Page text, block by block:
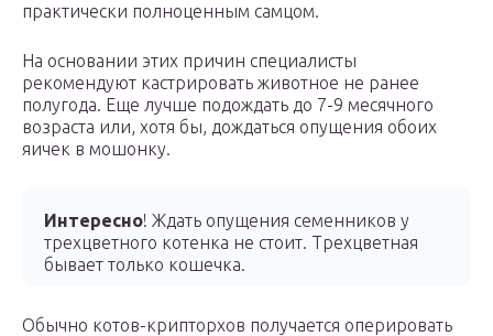
практически полноценным самцом.
На основании этих причин специалисты
рекомендуют кастрировать животное не ранее
полугода. Еще лучше подождать до 7-9 месячного
возраста или, хотя бы, дождаться опущения обоих
яичек в мошонку.
Интересно! Ждать опущения семенников у
трехцветного котенка не стоит. Трехцветная
бывает только кошечка.
Обычно котов-крипторхов получается оперировать